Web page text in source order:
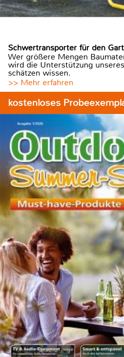
Schwertransporter für den
Wer größere Mengen
wird die Unterstützung
schätzen wissen.
>> Mehr erfahren
kostenloses